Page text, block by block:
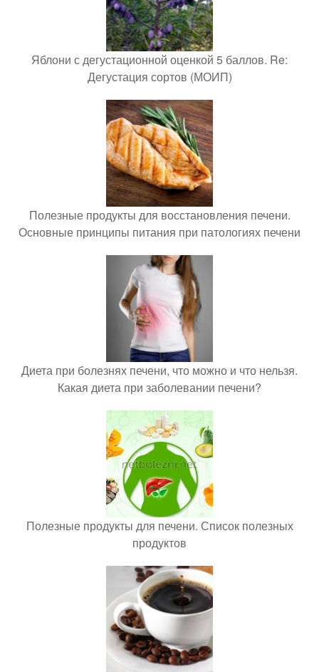
Яблони с дегустационной оценкой 5 баллов. Re:
Дегустация сортов (МОИП)
Полезные продукты для восстановления печени.
Основные принципы питания при патологиях печени
Диета при болезнях печени, что можно и что нельзя.
Какая диета при заболевании печени?
Полезные продукты для печени. Список полезных
продуктов